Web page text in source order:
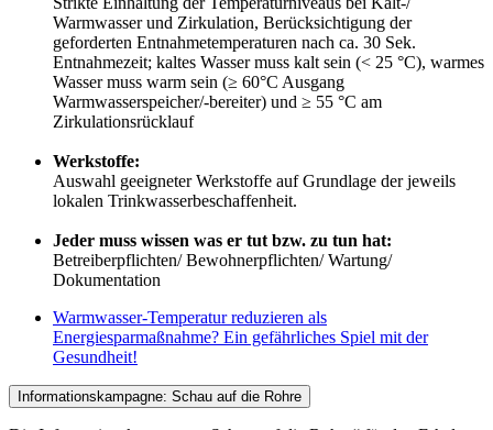
Warmwasser und Zirkulation, Berücksichtigung der
geforderten Entnahmetemperaturen nach ca. 30 Sek.
Entnahmezeit; kaltes Wasser muss kalt sein (< 25 °C), warmes
Wasser muss warm sein (≥ 60°C Ausgang
Warmwasserspeicher/-bereiter) und ≥ 55 °C am
Zirkulationsrücklauf
Werkstoffe:
Auswahl geeigneter Werkstoffe auf Grundlage der jeweils
lokalen Trinkwasserbeschaffenheit.
Jeder muss wissen was er tut bzw. zu tun hat:
Betreiberpflichten/ Bewohnerpflichten/ Wartung/
Dokumentation
Warmwasser-Temperatur reduzieren als
Energiesparmaßnahme? Ein gefährliches Spiel mit der
Gesundheit!
Informationskampagne: Schau auf die Rohre